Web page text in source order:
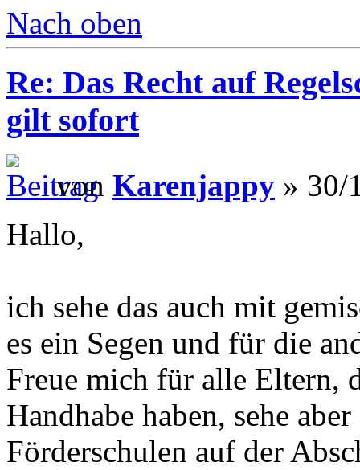
Nach oben
Re: Das Recht auf
gilt sofort
von Karenjappy » 30/
Hallo,
ich sehe das auch mit
es ein Segen und für die
Freue mich für alle Eltern,
Handhabe haben, sehe
Förderschulen auf der